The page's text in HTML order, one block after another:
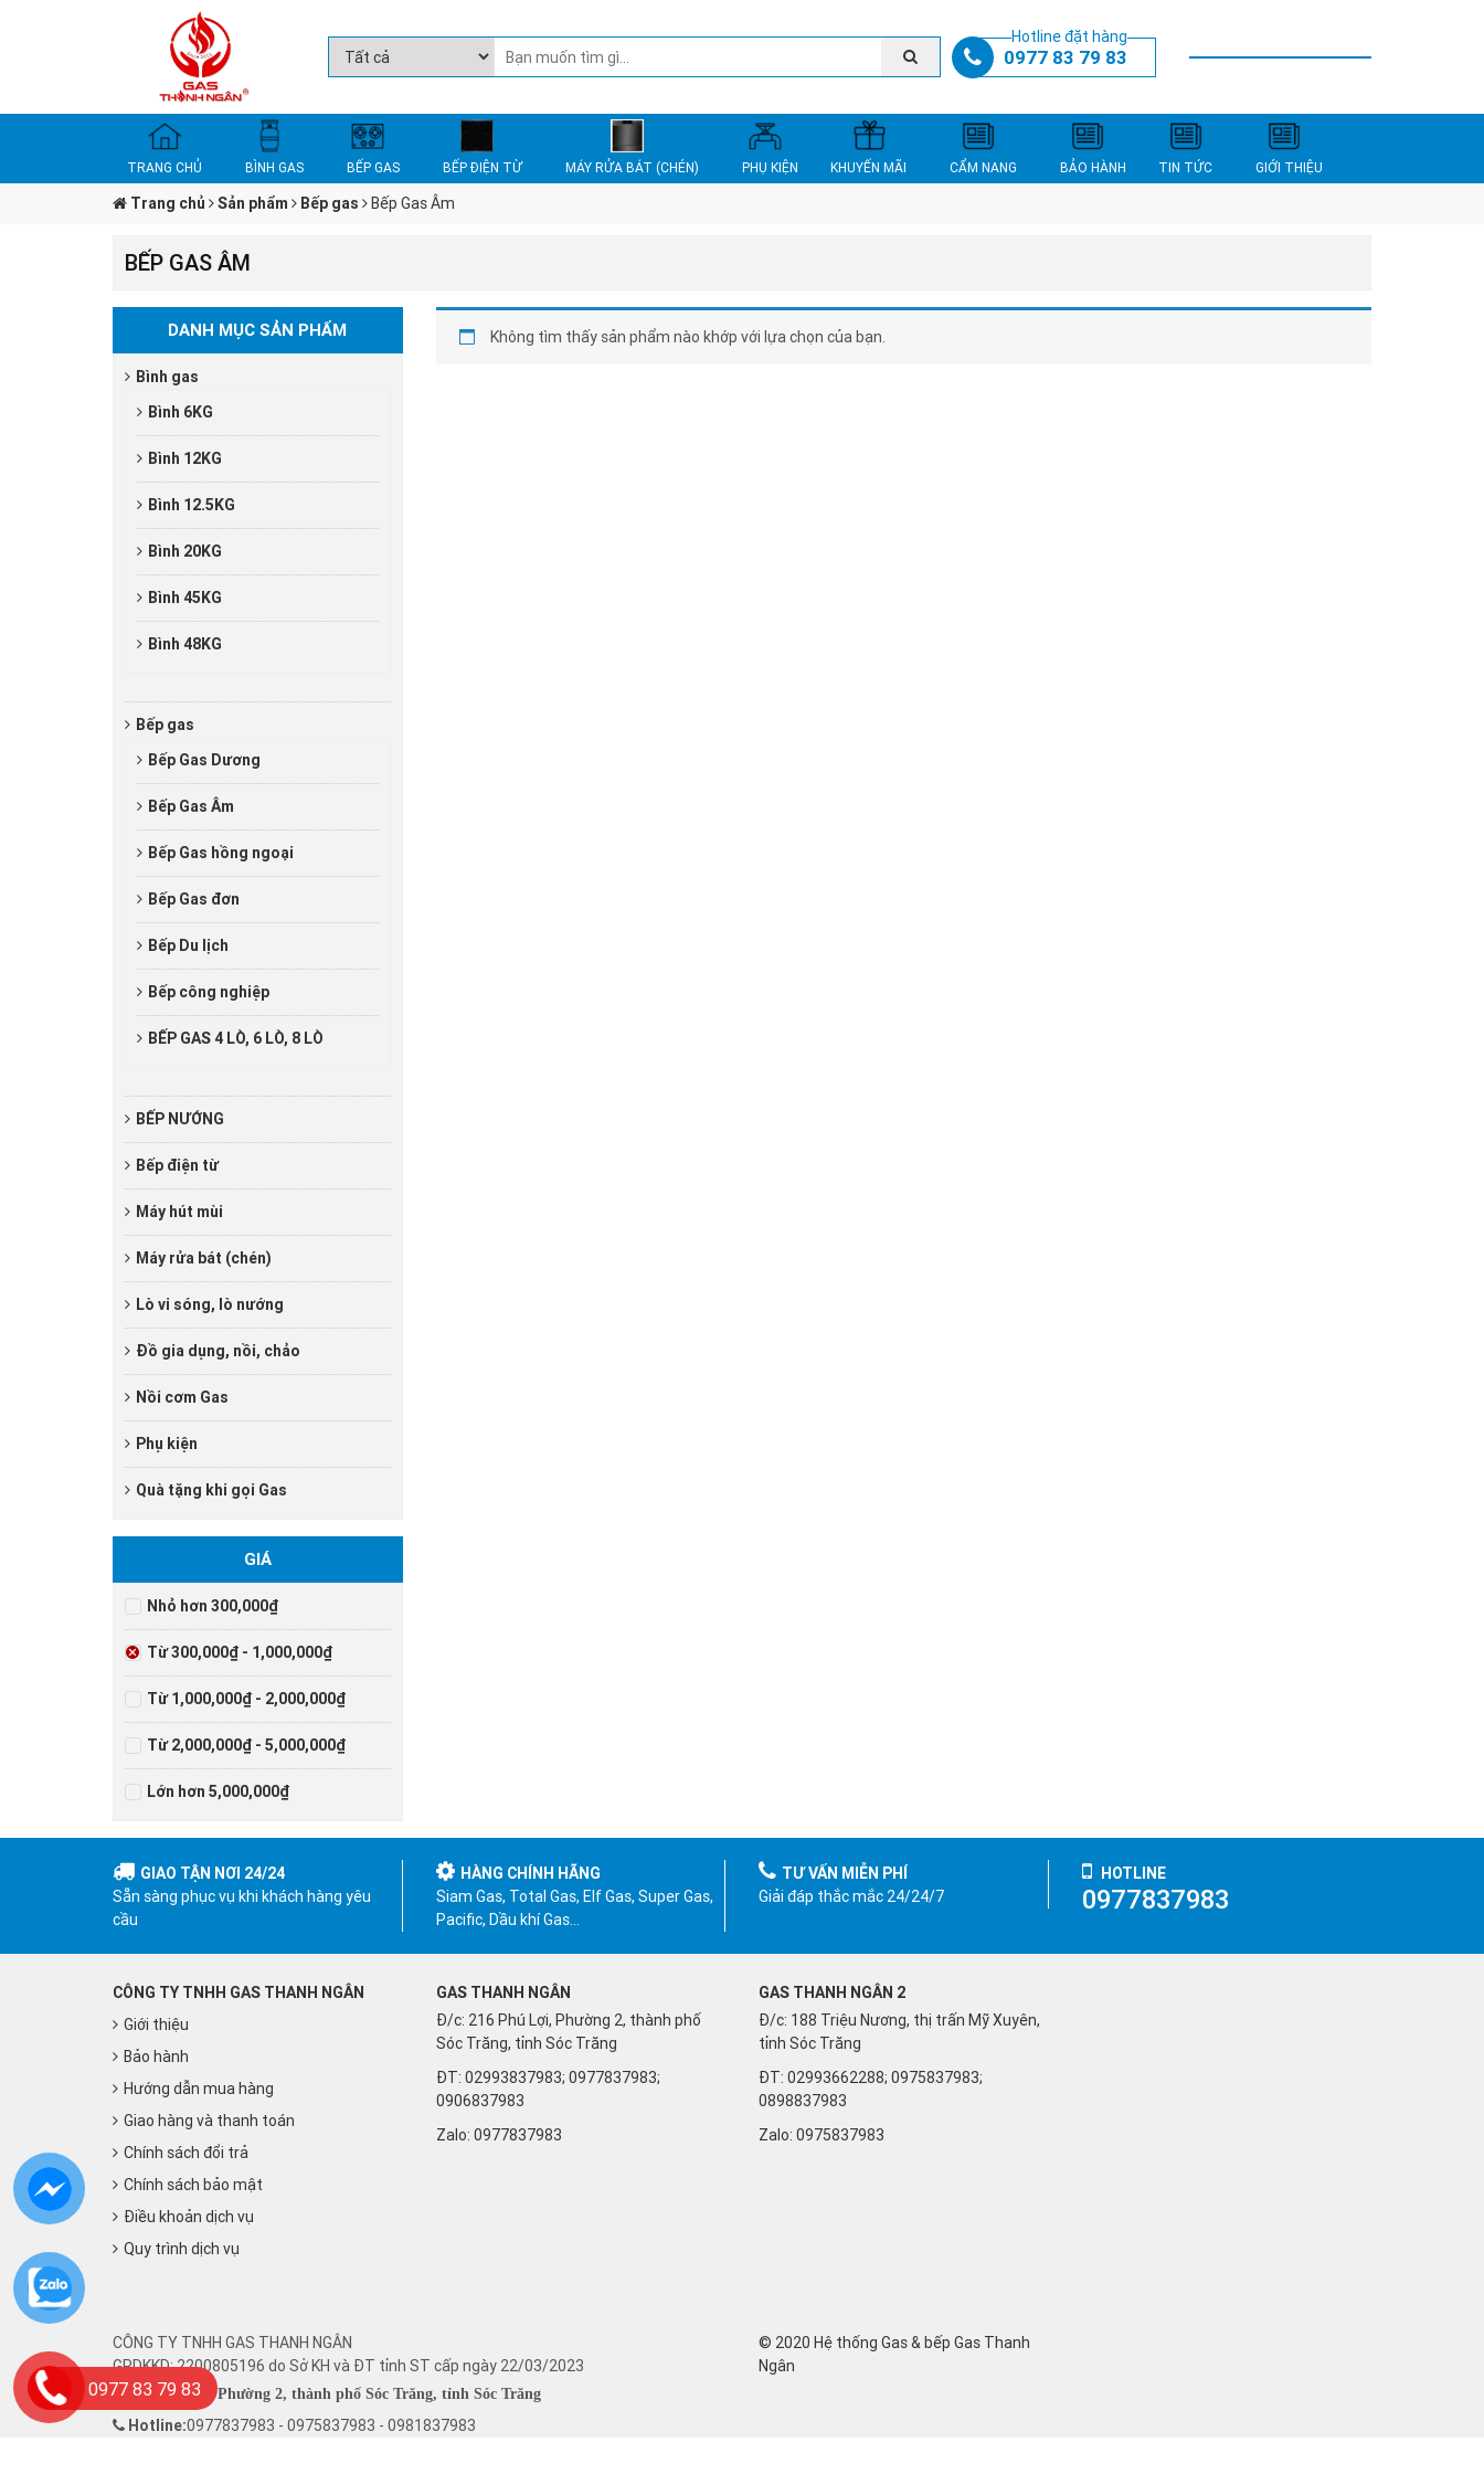
Hotline đặt hàng
0977 83 79 83
TRANG CHỦ BÌNH GAS BẾP GAS BẾP ĐIỆN TỪ MÁY RỬA BÁT (CHÉN) PHỤ KIỆN KHUYẾN MÃI CẨM NANG BẢO HÀNH TIN TỨC GIỚI THIỆU
Trang chủ Sản phẩm Bếp gas Bếp Gas Âm
BẾP GAS ÂM
Không tìm thấy sản phẩm nào khớp với lựa chọn của bạn.
DANH MỤC SẢN PHẨM
Bình gas
Bình 6KG
Bình 12KG
Bình 12.5KG
Bình 20KG
Bình 45KG
Bình 48KG
Bếp gas
Bếp Gas Dương
Bếp Gas Âm
Bếp Gas hồng ngoại
Bếp Gas đơn
Bếp Du lịch
Bếp công nghiệp
BẾP GAS 4 LÒ, 6 LÒ, 8 LÒ
BẾP NƯỚNG
Bếp điện từ
Máy hút mùi
Máy rửa bát (chén)
Lò vi sóng, lò nướng
Đồ gia dụng, nồi, chảo
Nồi cơm Gas
Phụ kiện
Quà tặng khi gọi Gas
GIÁ
Nhỏ hơn 300,000₫
Từ 300,000₫ - 1,000,000₫
Từ 1,000,000₫ - 2,000,000₫
Từ 2,000,000₫ - 5,000,000₫
Lớn hơn 5,000,000₫
GIAO TẬN NƠI 24/24
Sẵn sàng phục vụ khi khách hàng yêu
cầu
HÀNG CHÍNH HÃNG
Siam Gas, Total Gas, Elf Gas, Super Gas,
Pacific, Dầu khí Gas…
TƯ VẤN MIỄN PHÍ
Giải đáp thắc mắc 24/24/7
HOTLINE
0977837983
CÔNG TY TNHH GAS THANH NGÂN
Giới thiệu
Bảo hành
Hướng dẫn mua hàng
Giao hàng và thanh toán
Chính sách đổi trả
Chính sách bảo mật
Điều khoản dịch vụ
Quy trình dịch vụ
GAS THANH NGÂN
Đ/c: 216 Phú Lợi, Phường 2, thành phố
Sóc Trăng, tỉnh Sóc Trăng
ĐT: 02993837983; 0977837983;
0906837983
Zalo: 0977837983
GAS THANH NGÂN 2
Đ/c: 188 Triệu Nương, thị trấn Mỹ Xuyên,
tỉnh Sóc Trăng
ĐT: 02993662288; 0975837983;
0898837983
Zalo: 0975837983
CÔNG TY TNHH GAS THANH NGÂN
GPDKKD: 2200805196 do Sở KH và ĐT tỉnh ST cấp ngày 22/03/2023
216 Phú Lợi, Phường 2, thành phố Sóc Trăng, tỉnh Sóc Trăng
Hotline:0977837983 - 0975837983 - 0981837983
© 2020 Hệ thống Gas & bếp Gas Thanh
Ngân
0977 83 79 83